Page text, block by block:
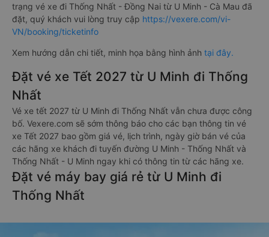
trạng vé xe đi Thống Nhất - Đồng Nai từ U Minh - Cà Mau đã
đặt, quý khách vui lòng truy cập https://vexere.com/vi-
VN/booking/ticketinfo
Xem hướng dẫn chi tiết, minh họa bằng hình ảnh tại đây.
Đặt vé xe Tết 2027 từ U Minh đi Thống
Nhất
Vé xe tết 2027 từ U Minh đi Thống Nhất vẫn chưa được công
bố. Vexere.com sẽ sớm thông báo cho các bạn thông tin vé
xe Tết 2027 bao gồm giá vé, lịch trình, ngày giờ bán vé của
các hãng xe khách đi tuyến đường U Minh - Thống Nhất và
Thống Nhất - U Minh ngay khi có thông tin từ các hãng xe.
Đặt vé máy bay giá rẻ từ U Minh đi
Thống Nhất